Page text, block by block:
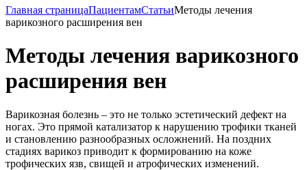
Главная страницаПациентамСтатьиМетоды лечения
варикозного расширения вен
Методы лечения варикозного
расширения вен
Варикозная болезнь – это не только эстетический дефект на
ногах. Это прямой катализатор к нарушению трофики тканей
и становлению разнообразных осложнений. На поздних
стадиях варикоз приводит к формированию на коже
трофических язв, свищей и атрофических изменений.